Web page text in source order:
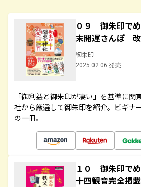
０９ 御朱印で
末開運さんぽ
御朱印
2025.02.06 発売
「御利益と御朱印が凄い」を基準に
社から厳選して御朱印を紹介。ビギナ
の一冊。
１０ 御朱印で
十四観音完全掲